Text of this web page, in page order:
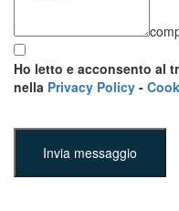
Ho letto e acconsento al
nella Privacy Policy -
Invia messaggio